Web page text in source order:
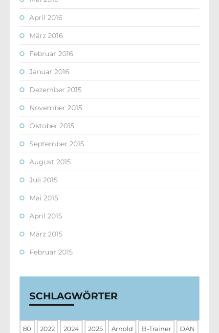
April 2016
März 2016
Februar 2016
Januar 2016
Dezember 2015
November 2015
Oktober 2015
September 2015
August 2015
Juli 2015
Mai 2015
April 2015
März 2015
Februar 2015
SCHLAGWÖRTER
80 2022 2024 2025 Arnold B-Trainer DAN